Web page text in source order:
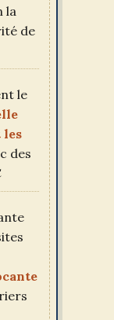
la
de
le
les
des